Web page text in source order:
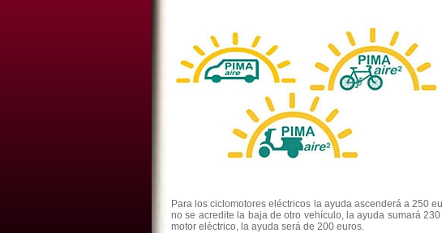
Para los ciclomotores eléctricos la ayuda ascenderá a 250
no se acredite la baja de otro vehículo, la ayuda sumará
motor eléctrico, la ayuda será de 200 euros.